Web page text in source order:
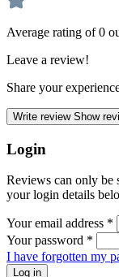
Average rating of 0
Leave a review!
Share your
Write review Show
Login
Reviews can only be
your login details
Your email address *
Your password *
I have forgotten my
Log in